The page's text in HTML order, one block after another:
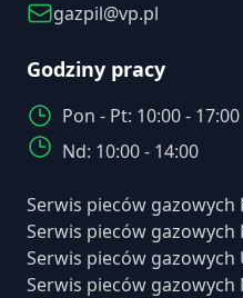
gazpil@vp.pl
Godziny pracy
Pon - Pt: 10:00 - 17:00
Nd: 10:00 - 14:00
Serwis pieców gazowych
Serwis pieców gazowych
Serwis pieców
Serwis pieców gazowych